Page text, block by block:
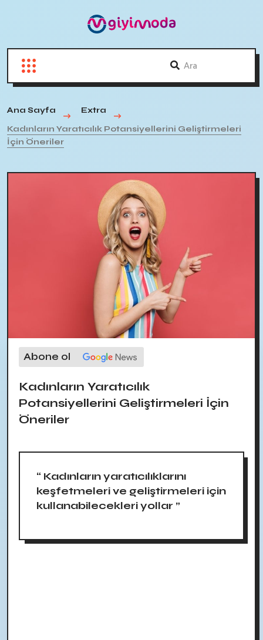
Ana Sayfa
Extra
Kadınların Yaratıcılık Potansiyellerini Geliştirmeleri
İçin Öneriler
Abone ol
Kadınların Yaratıcılık
Potansiyellerini Geliştirmeleri İçin
Öneriler
“ Kadınların yaratıcılıklarını
keşfetmeleri ve geliştirmeleri için
kullanabilecekleri yollar ”